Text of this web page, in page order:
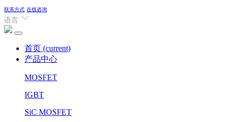
联系方式 在线咨询
语言
首页 (current)
产品中心
MOSFET
IGBT
SiC MOSFET